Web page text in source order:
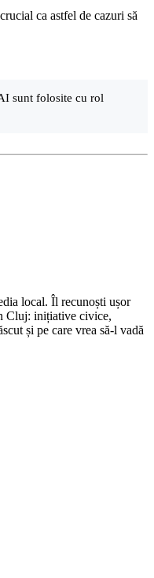
ca astfel de cazuri să
sunt folosite cu rol
local. Îl recunoști ușor
Cluj: inițiative civice,
și pe care vrea să-l vadă